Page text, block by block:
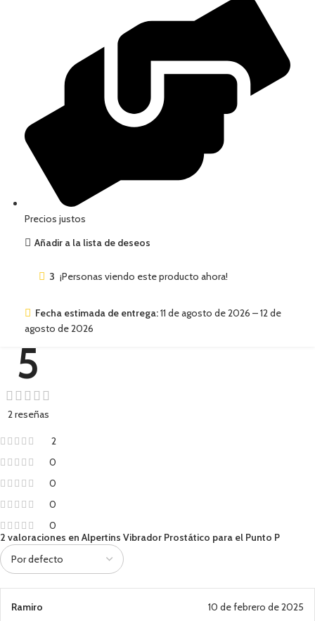
Precios justos
Añadir a la lista de deseos
3 ¡Personas viendo este producto ahora!
Fecha estimada de entrega:11 de agosto de 2026 – 12 de
agosto de 2026
5
2 reseñas
2
0
0
0
0
2 valoraciones en Alpertins Vibrador Prostático para el Punto P
Ramiro 10 de febrero de 2025